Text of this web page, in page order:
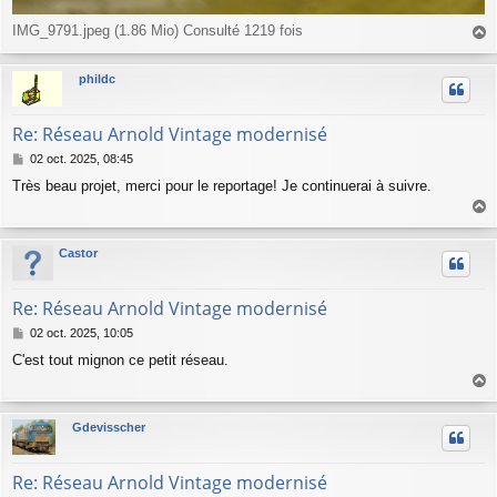
IMG_9791.jpeg (1.86 Mio) Consulté 1219 fois
a
u
phildc
Re: Réseau Arnold Vintage modernisé
M
s
g
e
02 oct. 2025, 08:45
Très beau projet, merci pour le reportage! Je continuerai à suivre.
a
u
Castor
Re: Réseau Arnold Vintage modernisé
M
s
g
e
02 oct. 2025, 10:05
C'est tout mignon ce petit réseau.
a
u
Gdevisscher
Re: Réseau Arnold Vintage modernisé